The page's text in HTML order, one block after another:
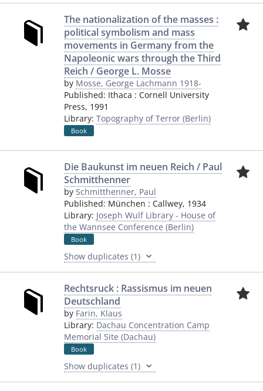
The nationalization of the masses :
political symbolism and mass
movements in Germany from the
Napoleonic wars through the Third
Reich / George L. Mosse
by Mosse, George Lachmann 1918-
Published: Ithaca : Cornell University
Press, 1991
Library: Topography of Terror (Berlin)
Book
Die Baukunst im neuen Reich / Paul
Schmitthenner
by Schmitthenner, Paul
Published: München : Callwey, 1934
Library: Joseph Wulf Library - House of
the Wannsee Conference (Berlin)
Book
Show duplicates (1)
Rechtsruck : Rassismus im neuen
Deutschland
by Farin, Klaus
Library: Dachau Concentration Camp
Memorial Site (Dachau)
Book
Show duplicates (1)